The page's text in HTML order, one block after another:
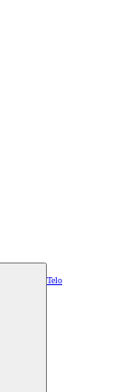
Telo